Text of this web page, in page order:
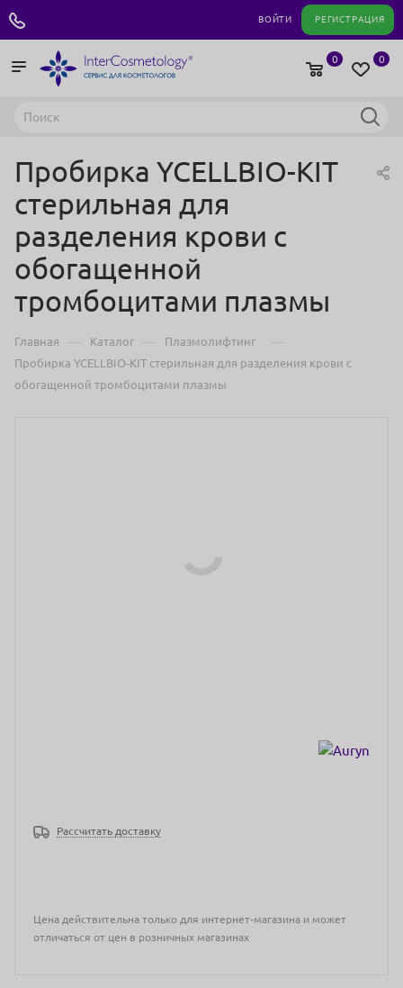
ВОЙТИ РЕГИСТРАЦИЯ
0
0
Пробирка YCELLBIO-KIT
стерильная для
разделения крови с
обогащенной
тромбоцитами плазмы
Главная — Каталог — Плазмолифтинг —
Пробирка YCELLBIO-KIT стерильная для разделения крови с
обогащенной тромбоцитами плазмы
Рассчитать доставку
Цена действительна только для интернет-магазина и может
отличаться от цен в розничных магазинах